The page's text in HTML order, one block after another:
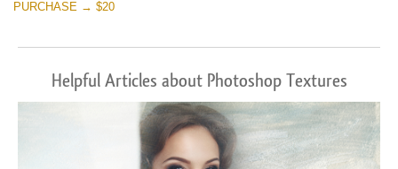
PURCHASE → $20
Helpful Articles about Photoshop Textures